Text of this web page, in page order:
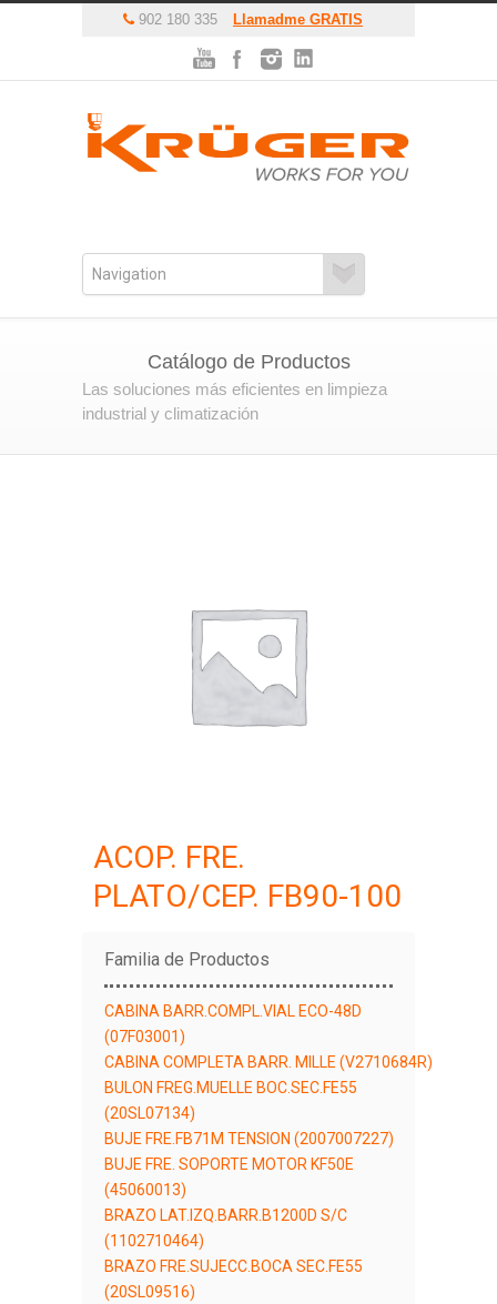
902 180 335 Llamadme GRATIS
Catálogo de Productos
Las soluciones más eficientes en limpieza
industrial y climatización
ACOP. FRE.
PLATO/CEP. FB90-100
Familia de Productos
CABINA BARR.COMPL.VIAL ECO-48D
(07F03001)
CABINA COMPLETA BARR. MILLE (V2710684R)
BULON FREG.MUELLE BOC.SEC.FE55
(20SL07134)
BUJE FRE.FB71M TENSION (2007007227)
BUJE FRE. SOPORTE MOTOR KF50E
(45060013)
BRAZO LAT.IZQ.BARR.B1200D S/C
(1102710464)
BRAZO FRE.SUJECC.BOCA SEC.FE55
(20SL09516)